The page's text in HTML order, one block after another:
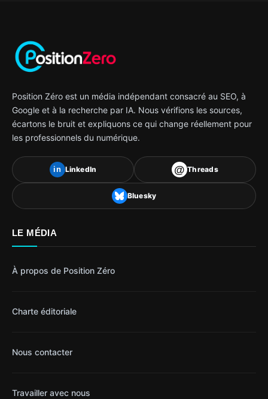
Position Zéro est un média indépendant consacré au SEO, à
Google et à la recherche par IA. Nous vérifions les sources,
écartons le bruit et expliquons ce qui change réellement pour
les professionnels du numérique.
in LinkedIn @ Threads
Bluesky
LE MÉDIA
À propos de Position Zéro
Charte éditoriale
Nous contacter
Travailler avec nous